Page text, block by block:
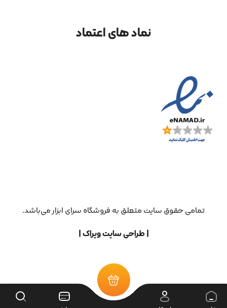
نماد های اعتماد
تمامی حقوق سایت متعلق به فروشگاه سرای ابزار می‌باشد.
| طراحی سایت ویراک |